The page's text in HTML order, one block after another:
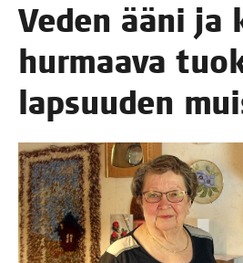
Veden ääni ja
hur­maa­va
lap­suu­den